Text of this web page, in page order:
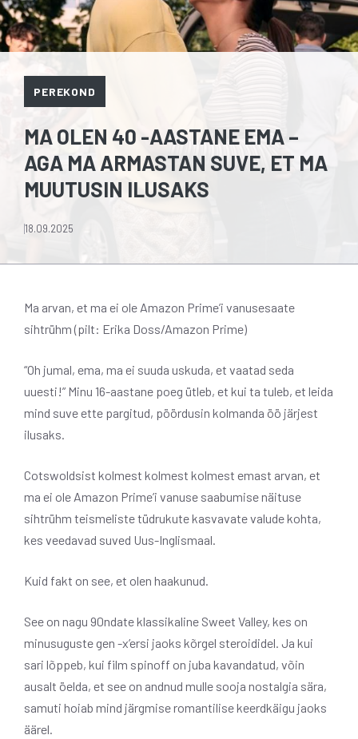
PEREKOND
MA OLEN 40 -AASTANE EMA –
AGA MA ARMASTAN SUVE, ET MA
MUUTUSIN ILUSAKS
18.09.2025
Ma arvan, et ma ei ole Amazon Prime’i vanusesaate
sihtrühm (pilt: Erika Doss/Amazon Prime)
“Oh jumal, ema, ma ei suuda uskuda, et vaatad seda
uuesti!” Minu 16-aastane poeg ütleb, et kui ta tuleb, et leida
mind suve ette pargitud, pöördusin kolmanda öö järjest
ilusaks.
Cotswoldsist kolmest kolmest kolmest emast arvan, et
ma ei ole Amazon Prime’i vanuse saabumise näituse
sihtrühm teismeliste tüdrukute kasvavate valude kohta,
kes veedavad suved Uus-Inglismaal.
Kuid fakt on see, et olen haakunud.
See on nagu 90ndate klassikaline Sweet Valley, kes on
minusuguste gen -x’ersi jaoks kõrgel steroididel. Ja kui
sari lõppeb, kui film spinoff on juba kavandatud, võin
ausalt öelda, et see on andnud mulle sooja nostalgia sära,
samuti hoiab mind järgmise romantilise keerdkäigu jaoks
äärel.